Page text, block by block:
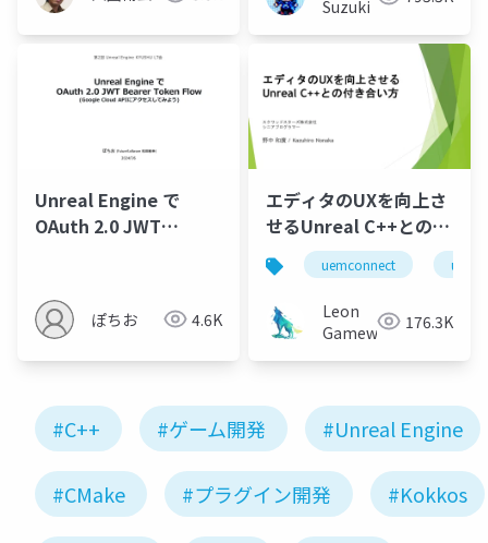
Suzuki
Unreal Engine で
OAuth 2.0 JWT
アクセスしてみよう)
ぽちお 4.6K
エディタのUXを向上さ
せるUnreal C++との付
き合い方uemconnect ue5
Leon
Gameworks176.3K
#C++ #ゲーム開発 #Unreal Engine
#CMake #プラグイン開発 #Kokkos